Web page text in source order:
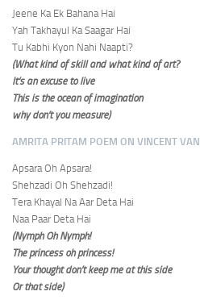
Jeene Ka Ek Bahana Hai
Yah Takhayul Ka Saagar Hai
Tu Kabhi Kyon Nahi Naapti?
(What kind of skill and what kind of art?
It’s an excuse to live
This is the ocean of imagination
why don’t you measure)
AMRITA PRITAM POEM ON VINCENT
Apsara Oh Apsara!
Shehzadi Oh Shehzadi!
Tera Khayal Na Aar Deta Hai
Naa Paar Deta Hai
(Nymph Oh Nymph!
The princess oh princess!
Your thought don’t keep me at this side
Or that side)